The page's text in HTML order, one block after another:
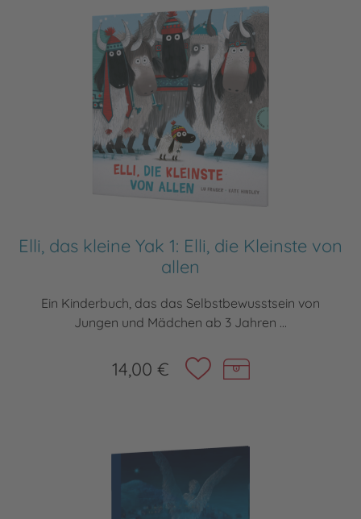
Elli, das kleine Yak 1: Elli, die Kleinste von
allen
Ein Kinderbuch, das das Selbstbewusstsein von
Jungen und Mädchen ab 3 Jahren ...
14,00 €